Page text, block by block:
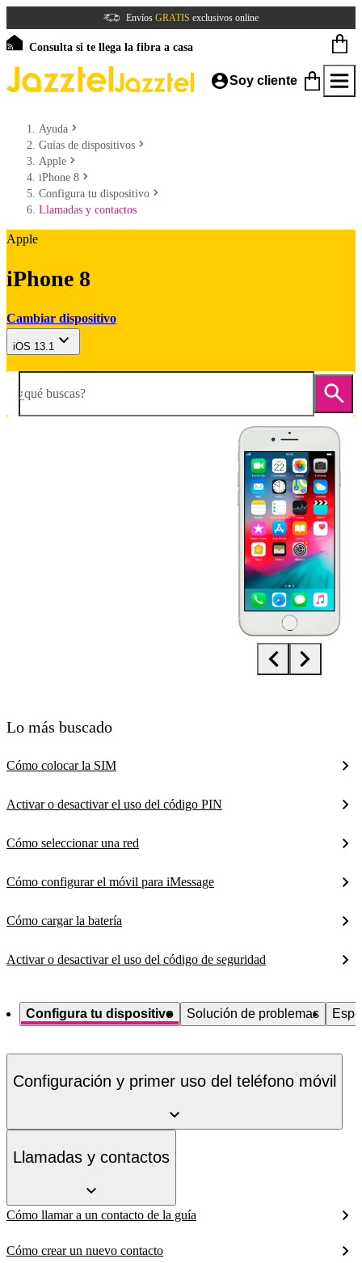
Envíos GRATIS exclusivos online
Consulta si te llega la fibra a casa
Soy cliente
Ayuda
Guías de dispositivos
Apple
iPhone 8
Configura tu dispositivo
Llamadas y contactos
Apple
iPhone 8
Cambiar dispositivo
iOS 13.1
¿qué buscas?
Lo más buscado
Cómo colocar la SIM
Activar o desactivar el uso del código PIN
Cómo seleccionar una red
Cómo configurar el móvil para iMessage
Cómo cargar la batería
Activar o desactivar el uso del código de seguridad
Configura tu dispositivo Solución de problemas
Configuración y primer uso del teléfono móvil
Llamadas y contactos
Cómo llamar a un contacto de la guía
Cómo crear un nuevo contacto